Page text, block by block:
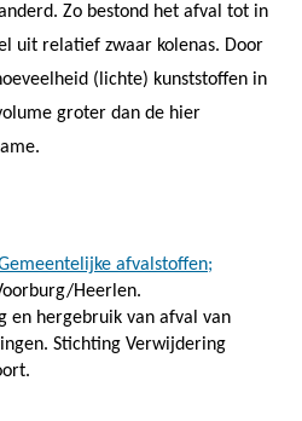
Zo bestond het afval tot in
uit relatief zwaar kolenas. Door
(lichte) kunststoffen in
groter dan de hier
afvalstoffen;
Heerlen.
en hergebruik van afval van
Stichting Verwijdering